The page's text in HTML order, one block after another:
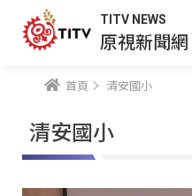
TITV NEWS
原視新聞網
首頁 清安國小
清安國小